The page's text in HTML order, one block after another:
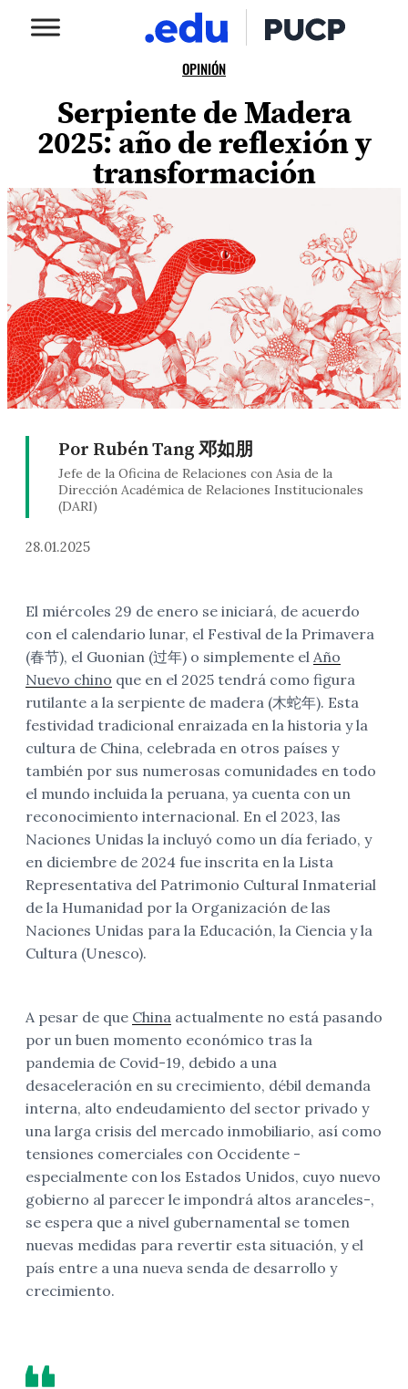
OPINIÓN
Serpiente de Madera
2025: año de reflexión y
transformación
Por Rubén Tang 邓如朋
Jefe de la Oficina de Relaciones con Asia de la
Dirección Académica de Relaciones Institucionales
(DARI)
28.01.2025
El miércoles 29 de enero se iniciará, de acuerdo
con el calendario lunar, el Festival de la Primavera
(春节), el Guonian (过年) o simplemente el Año
Nuevo chino que en el 2025 tendrá como figura
rutilante a la serpiente de madera (木蛇年). Esta
festividad tradicional enraizada en la historia y la
cultura de China, celebrada en otros países y
también por sus numerosas comunidades en todo
el mundo incluida la peruana, ya cuenta con un
reconocimiento internacional. En el 2023, las
Naciones Unidas la incluyó como un día feriado, y
en diciembre de 2024 fue inscrita en la Lista
Representativa del Patrimonio Cultural Inmaterial
de la Humanidad por la Organización de las
Naciones Unidas para la Educación, la Ciencia y la
Cultura (Unesco).
A pesar de que China actualmente no está pasando
por un buen momento económico tras la
pandemia de Covid-19, debido a una
desaceleración en su crecimiento, débil demanda
interna, alto endeudamiento del sector privado y
una larga crisis del mercado inmobiliario, así como
tensiones comerciales con Occidente -
especialmente con los Estados Unidos, cuyo nuevo
gobierno al parecer le impondrá altos aranceles-,
se espera que a nivel gubernamental se tomen
nuevas medidas para revertir esta situación, y el
país entre a una nueva senda de desarrollo y
crecimiento.